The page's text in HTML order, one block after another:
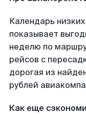
Календарь
показывает
неделю по
рейсов с
дорогая из
рублей
Как еще